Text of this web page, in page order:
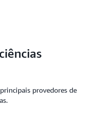
provedores de